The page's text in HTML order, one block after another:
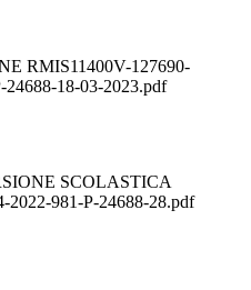
RMIS11400V-127690-
18-03-2023.pdf
SCOLASTICA
981-P-24688-28.pdf